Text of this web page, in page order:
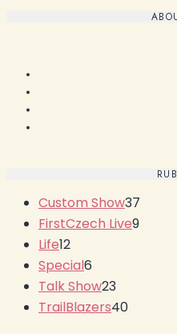
Custom Show37
FirstCzech Live9
Life12
Special6
Talk Show23
TrailBlazers40